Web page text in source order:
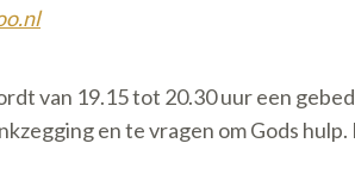
van 19.15 tot 20.30 uur een
en te vragen om Gods